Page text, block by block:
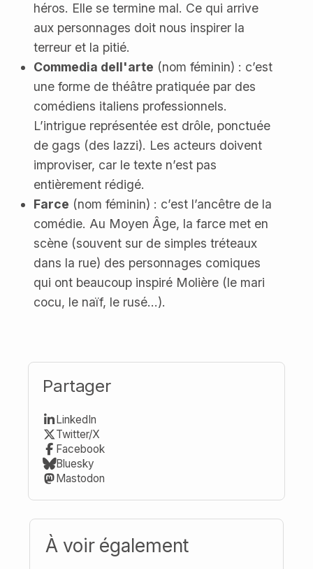
héros. Elle se termine mal. Ce qui arrive
aux personnages doit nous inspirer la
terreur et la pitié.
Commedia dell'arte (nom féminin) : c’est
une forme de théâtre pratiquée par des
comédiens italiens professionnels.
L’intrigue représentée est drôle, ponctuée
de gags (des lazzi). Les acteurs doivent
improviser, car le texte n’est pas
entièrement rédigé.
Farce (nom féminin) : c’est l’ancêtre de la
comédie. Au Moyen Âge, la farce met en
scène (souvent sur de simples tréteaux
dans la rue) des personnages comiques
qui ont beaucoup inspiré Molière (le mari
cocu, le naïf, le rusé...).
Partager
LinkedIn
Twitter/X
Facebook
Bluesky
Mastodon
À voir également